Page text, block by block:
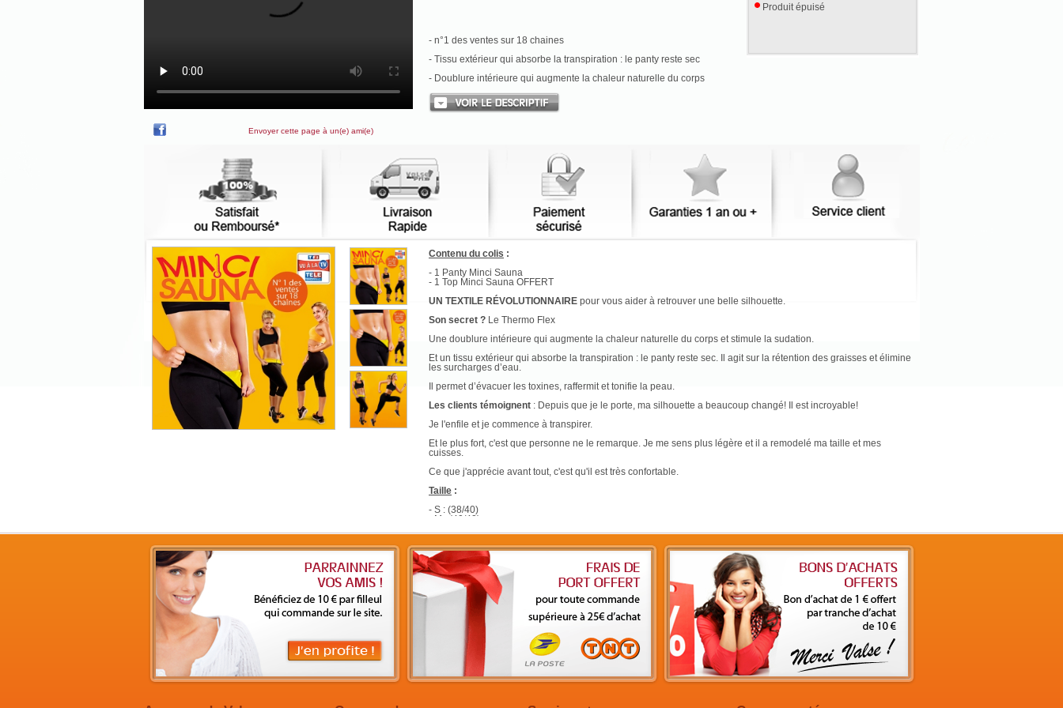
Produit épuisé
Envoyer cette page à un(e) ami(e)
Contenu du colis :
- 1 Panty Minci Sauna
- 1 Top Minci Sauna OFFERT
UN TEXTILE RÉVOLUTIONNAIRE pour vous aider à retrouver une belle silhouette.
Son secret ? Le Thermo Flex
Une doublure intérieure qui augmente la chaleur naturelle du corps et stimule la sudation.
Et un tissu extérieur qui absorbe la transpiration : le panty reste sec. Il agit sur la rétention des graisses et élimine
les surcharges d’eau.
Il permet d’évacuer les toxines, raffermit et tonifie la peau.
Les clients témoignent : Depuis que je le porte, ma silhouette a beaucoup changé! Il est incroyable!
Je l'enfile et je commence à transpirer.
Et le plus fort, c'est que personne ne le remarque. Je me sens plus légère et il a remodelé ma taille et mes
cuisses.
Ce que j'apprécie avant tout, c'est qu'il est très confortable.
Taille :
- S : (38/40)
- M : (40/42)
- XXL : (46/48)
Composition:
:
30% Polyester, 40% Néoprène, 30% Nylon
20% Polyester, 20% Néoprène, 60% Nylon
- n°1 des ventes sur 18 chaines
- Tissu extérieur qui absorbe la transpiration : le panty reste sec
- Doublure intérieure qui augmente la chaleur naturelle du corps